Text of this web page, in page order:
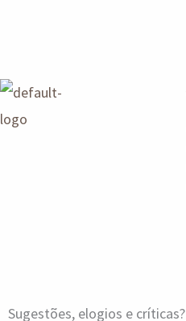
Sugestões, elogios e críticas?